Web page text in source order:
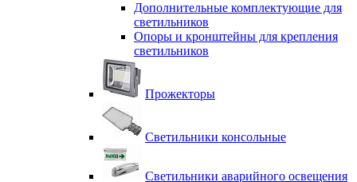
Дополнительные комплектующие для
светильников
Опоры и кронштейны для крепления
светильников
Прожекторы
Светильники консольные
Светильники аварийного освещения